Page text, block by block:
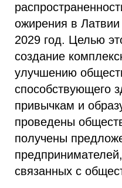
ожирения в
2029 год. Целью
создание
улучшению
способствующего
привычкам и
проведены
получены
связанных с